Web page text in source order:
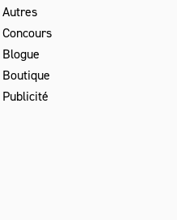
Autres
Concours
Blogue
Boutique
Publicité